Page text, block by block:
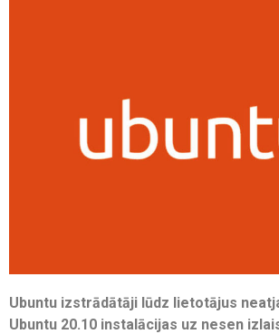
Ubuntu izstrādātāji lūdz lietotājus
Ubuntu 20.10 instalācijas uz nesen